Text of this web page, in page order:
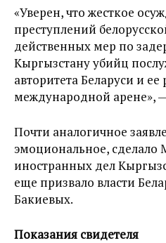
«Уверен, что жесткое
преступлений
действенных мер по
Кыргызстану убийц
авторитета Беларуси и ее
международной арене»,
Почти аналогичное
эмоциональное, сделало
иностранных дел
еще призвало власти
Бакиевых.
Показания свидетеля